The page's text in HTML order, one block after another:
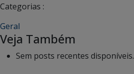
Categorias :
Geral
Veja Também
Sem posts recentes disponíveis.